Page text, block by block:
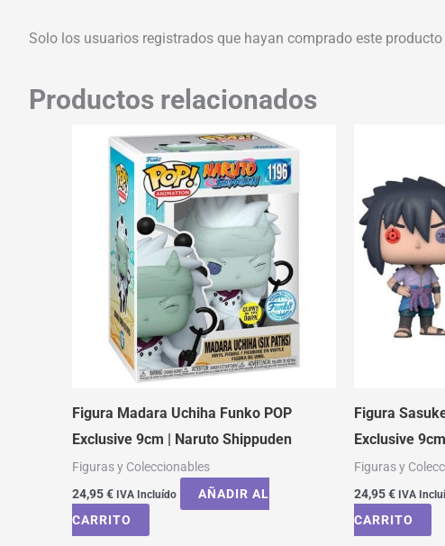
Solo los usuarios registrados que hayan comprado este
Productos relacionados
Figura Madara Uchiha Funko POP
Exclusive 9cm | Naruto Shippuden
Figuras y Coleccionables
24,95€ IVA Incluído
AÑADIR AL
CARRITO
Figura
Exclusive
Figuras y
24,95€ IVA
CARRITO